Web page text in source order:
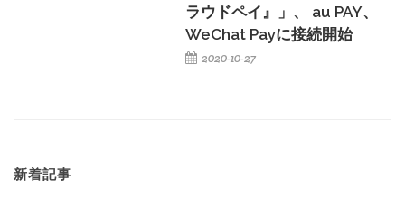
ラウドペイ』」、 au PAY、
WeChat Payに接続開始
2020-10-27
新着記事